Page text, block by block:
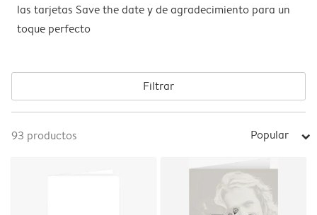
las tarjetas Save the date y de agradecimiento para un
toque perfecto
Filtrar
93 productos Popular arrow_right